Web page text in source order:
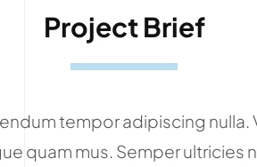
Project Brief
tempor adipiscing
quam mus. Semper ultricies